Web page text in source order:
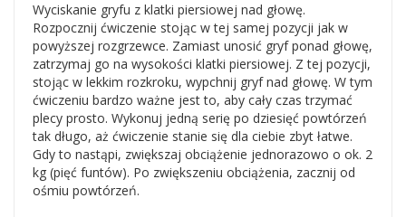
Wyciskanie gryfu z klatki piersiowej nad głowę.
Rozpocznij ćwiczenie stojąc w tej samej pozycji jak w
powyższej rozgrzewce. Zamiast unosić gryf ponad głowę,
zatrzymaj go na wysokości klatki piersiowej. Z tej pozycji,
stojąc w lekkim rozkroku, wypchnij gryf nad głowę. W tym
ćwiczeniu bardzo ważne jest to, aby cały czas trzymać
plecy prosto. Wykonuj jedną serię po dziesięć powtórzeń
tak długo, aż ćwiczenie stanie się dla ciebie zbyt łatwe.
Gdy to nastąpi, zwiększaj obciążenie jednorazowo o ok. 2
kg (pięć funtów). Po zwiększeniu obciążenia, zacznij od
ośmiu powtórzeń.